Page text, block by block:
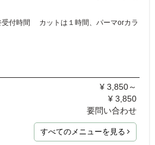
受付時間 カットは１時間、パーマorカラ
¥ 3,850～
¥ 3,850
要問い合わせ
すべてのメニューを見る